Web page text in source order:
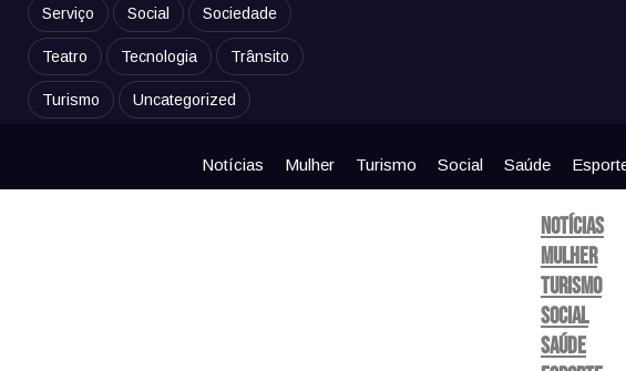
Serviço Social Sociedade
Teatro Tecnologia Trânsito
Turismo Uncategorized
Notícias Mulher Turismo Social Saúde
Notícias
Mulher
Turismo
Social
Saúde